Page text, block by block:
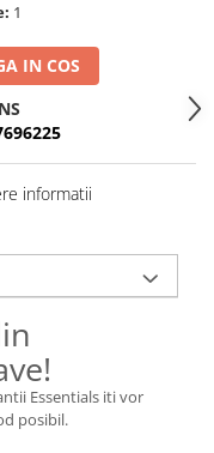
1
IN COS
informatii
Essentials iti vor
posibil.